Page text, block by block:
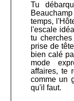
Tu
temps,
l'escale
tu
prise de
bien calé
mode
affaires, te
comme un
qu'il faut.